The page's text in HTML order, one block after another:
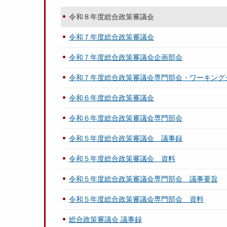
令和８年度総合政策審議会
令和７年度総合政策審議会
令和７年度総合政策審議会企画部会
令和７年度総合政策審議会専門部会・ワーキング
令和６年度総合政策審議会
令和６年度総合政策審議会専門部会
令和５年度総合政策審議会 議事録
令和５年度総合政策審議会 資料
令和５年度総合政策審議会専門部会 議事要旨
令和５年度総合政策審議会専門部会 資料
総合政策審議会 議事録